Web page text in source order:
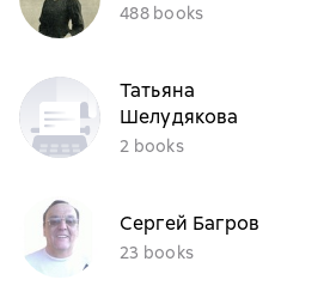
488 books
Татьяна
Шелудякова
2 books
Сергей Багров
23 books